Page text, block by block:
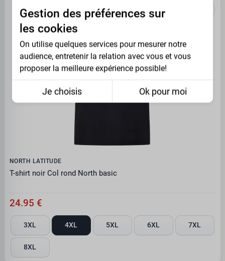
NORTH LATITUDE
T-shirt noir Col rond North basic
24.95 €
3XL 4XL 5XL 6XL 7XL
8XL
Gestion des préférences sur
les cookies
On utilise quelques services pour mesurer notre
audience, entretenir la relation avec vous et vous
proposer la meilleure expérience possible!
Je choisis Ok pour moi